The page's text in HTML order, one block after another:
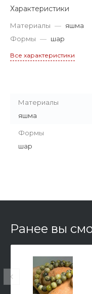
Характеристики
Материалы — яшма
Формы — шар
Все характеристики
Материалы
яшма
Формы
шар
Ранее вы